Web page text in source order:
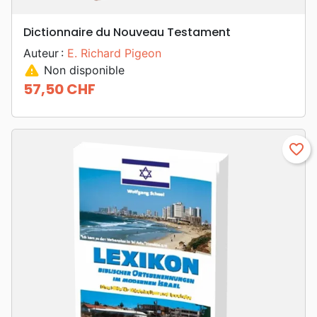
Dictionnaire du Nouveau Testament
Auteur : E. Richard Pigeon
warning Non disponible
Prix
57,50 CHF
favorite_border